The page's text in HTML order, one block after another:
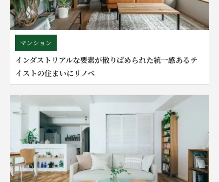
マンション
インダストリアルな要素が散りばめられた統一感あるテ
イストの住まいにリノベ